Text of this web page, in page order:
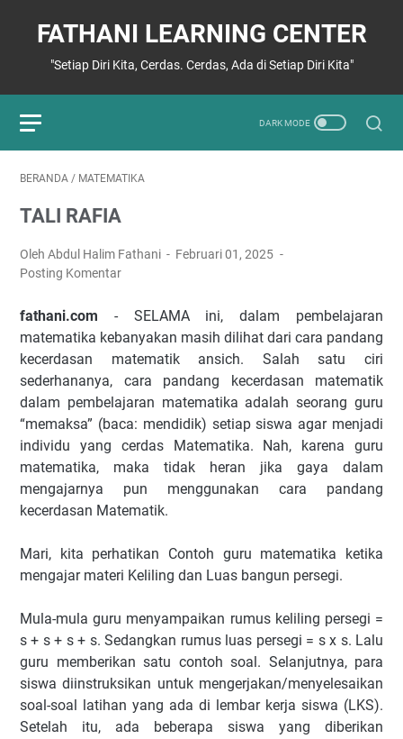
FATHANI LEARNING CENTER
"Setiap Diri Kita, Cerdas. Cerdas, Ada di Setiap Diri Kita"
BERANDA / MATEMATIKA
TALI RAFIA
Oleh Abdul Halim Fathani
Februari 01, 2025
Posting Komentar
fathani.com - SELAMA ini, dalam pembelajaran
matematika kebanyakan masih dilihat dari cara pandang
kecerdasan matematik ansich. Salah satu ciri
sederhananya, cara pandang kecerdasan matematik
dalam pembelajaran matematika adalah seorang guru
“memaksa” (baca: mendidik) setiap siswa agar menjadi
individu yang cerdas Matematika. Nah, karena guru
matematika, maka tidak heran jika gaya dalam
mengajarnya pun menggunakan cara pandang
kecerdasan Matematik.
Mari, kita perhatikan Contoh guru matematika ketika
mengajar materi Keliling dan Luas bangun persegi.
Mula-mula guru menyampaikan rumus keliling persegi =
s + s + s + s. Sedangkan rumus luas persegi = s x s. Lalu
guru memberikan satu contoh soal. Selanjutnya, para
siswa diinstruksikan untuk mengerjakan/menyelesaikan
soal-soal latihan yang ada di lembar kerja siswa (LKS).
Setelah itu, ada beberapa siswa yang diberikan